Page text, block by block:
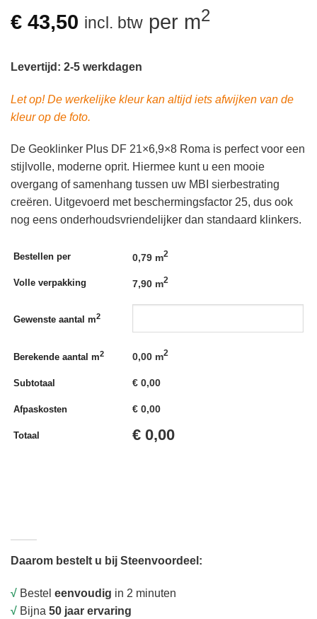
€ 43,50 incl. btw per m2
Levertijd: 2-5 werkdagen
Let op! De werkelijke kleur kan altijd iets afwijken van de
kleur op de foto.
De Geoklinker Plus DF 21×6,9×8 Roma is perfect voor een
stijlvolle, moderne oprit. Hiermee kunt u een mooie
overgang of samenhang tussen uw MBI sierbestrating
creëren. Uitgevoerd met beschermingsfactor 25, dus ook
nog eens onderhoudsvriendelijker dan standaard klinkers.
Bestellen per 0,79 m2
Volle verpakking 7,90 m2
Gewenste aantal m2
Berekende aantal m2 0,00 m2
Subtotaal €0,00
Afpaskosten €0,00
Totaal € 0,00
Daarom bestelt u bij Steenvoordeel:
√ Bestel eenvoudig in 2 minuten
√ Bijna 50 jaar ervaring